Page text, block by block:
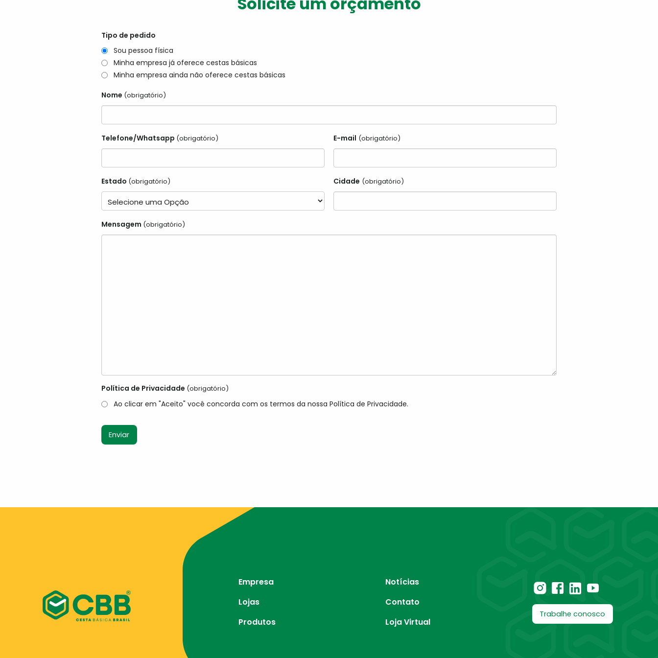
Tipo de pedido
Sou pessoa física
Minha empresa já oferece cestas básicas
Minha empresa ainda não oferece cestas básicas
Nome (obrigatório)
Telefone/Whatsapp (obrigatório) E-mail (obrigatório)
Estado (obrigatório) Cidade (obrigatório)
Mensagem (obrigatório)
Política de Privacidade (obrigatório)
Ao clicar em "Aceito" você concorda com os termos da nossa Política de Privacidade.
Empresa
Lojas
Produtos
Notícias
Contato
Loja Virtual
Trabalhe conosco